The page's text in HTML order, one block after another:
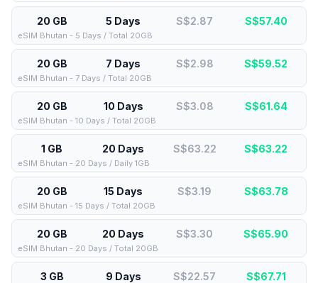
20 GB 5 Days S$2.87 S$57.40
eSIM Bhutan - 5 Days / Total 20GB
20 GB 7 Days S$2.98 S$59.52
eSIM Bhutan - 7 Days / Total 20GB
20 GB 10 Days S$3.08 S$61.64
eSIM Bhutan - 10 Days / Total 20GB
1 GB 20 Days S$63.22 S$63.22
eSIM Bhutan - 20 Days / Daily 1GB
20 GB 15 Days S$3.19 S$63.78
eSIM Bhutan - 15 Days / Total 20GB
20 GB 20 Days S$3.30 S$65.90
eSIM Bhutan - 20 Days / Total 20GB
3 GB 9 Days S$22.57 S$67.71